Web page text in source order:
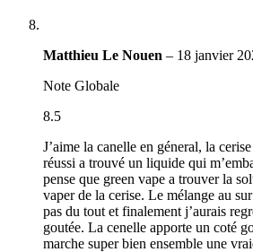
Matthieu Le Nouen – 18 janvier
Note Globale
8.5
J’aime la canelle en géneral, la
réussi a trouvé un liquide qui
pense que green vape a trouver la
vaper de la cerise. Le mélange au
pas du tout et finalement j’aurais
goutée. La cenelle apporte un coté
marche super bien ensemble une